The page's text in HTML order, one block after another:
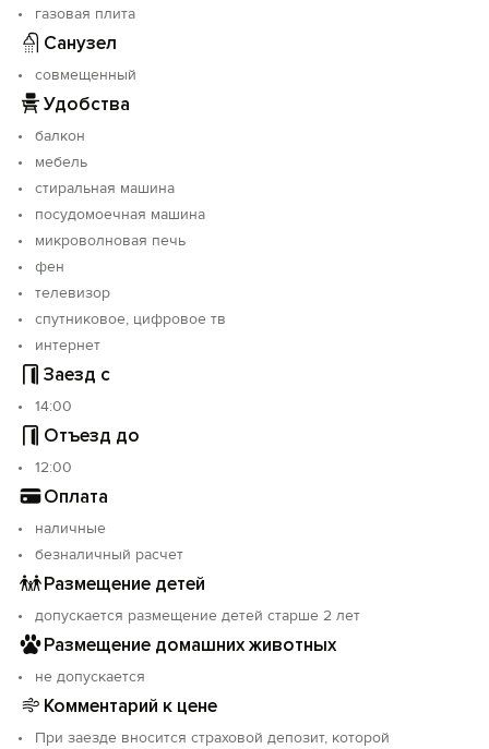
провести выходные в нашем чудесном городе.
Пишите прямо сейчас - с радостью отвечу на все
газовая плита
Санузел
совмещенный
Удобства
балкон
мебель
стиральная машина
посудомоечная машина
микроволновая печь
фен
телевизор
спутниковое, цифровое тв
интернет
Заезд с
14:00
Отъезд до
12:00
Оплата
наличные
безналичный расчет
Размещение детей
допускается размещение детей старше 2 лет
Размещение домашних животных
не допускается
Комментарий к цене
При заезде вносится страховой депозит, которой